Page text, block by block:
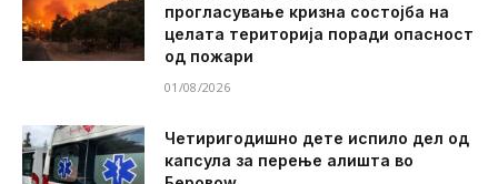
прогласување кризна состојба на
целата територија поради опасност
од пожари
01/08/2026
Четиригодишно дете испило дел од
капсула за перење алишта во